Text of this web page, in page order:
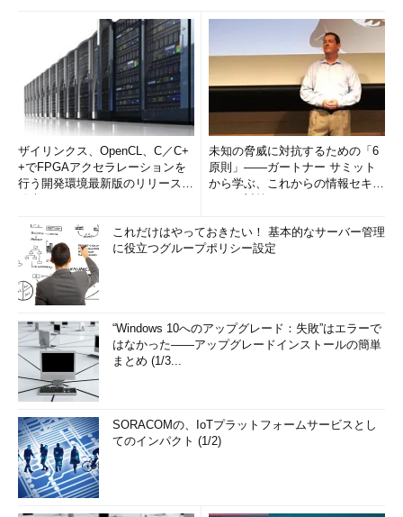
ザイリンクス、OpenCL、C／C+
+でFPGAアクセラレーションを
行う開発環境最新版のリリースを
未知の脅威に対抗するための「6
原則」――ガートナー サミット
から学ぶ、これからの情報セキュ
これだけはやっておきたい！ 基本的なサーバー管理
に役立つグループポリシー設定
“Windows 10へのアップグレード：失敗”はエラーで
はなかった――アップグレードインストールの簡単
まとめ (1/3...
SORACOMの、IoTプラットフォームサービスとし
てのインパクト (1/2)